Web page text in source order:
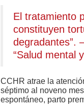
El tratamiento
constituyen
degradantes”.
“Salud mental
CCHR atrae la
séptimo al noveno
espontáneo, parto